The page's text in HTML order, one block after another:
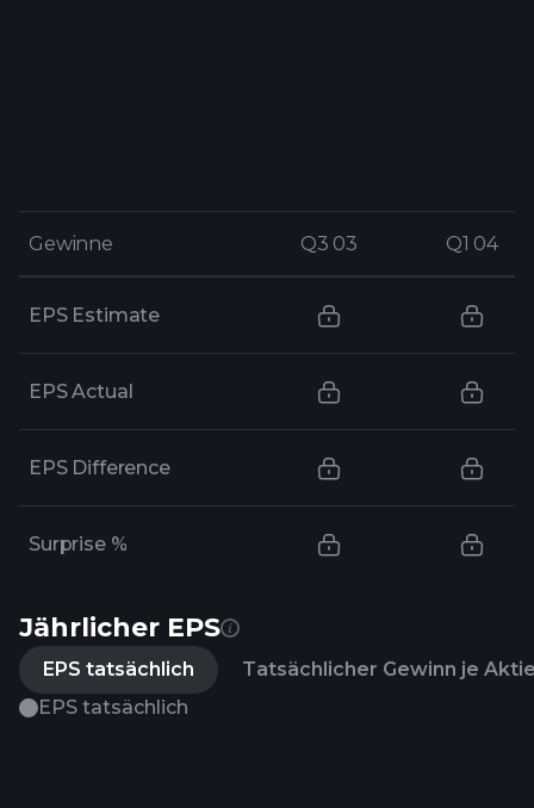
Gewinne Q3 03 Q1 04
Gewinne Q3 03 Q1 04
EPS Estimate
EPS Actual
EPS Difference
Surprise %
Jährlicher EPS
EPS tatsächlich
Tatsächlicher Gewinn je
EPS tatsächlich